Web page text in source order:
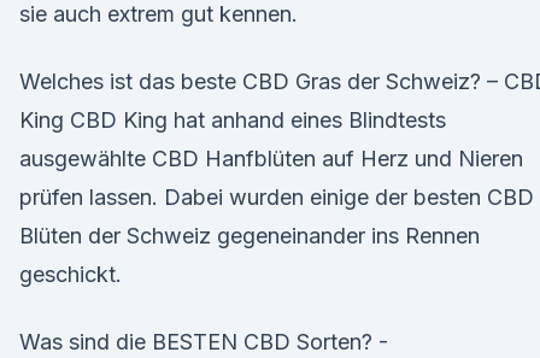
sie auch extrem gut kennen.
Welches ist das beste CBD Gras der Schweiz? –
King CBD King hat anhand eines Blindtests
ausgewählte CBD Hanfblüten auf Herz und Nieren
prüfen lassen. Dabei wurden einige der besten CBD
Blüten der Schweiz gegeneinander ins Rennen
geschickt.
Was sind die BESTEN CBD Sorten? -